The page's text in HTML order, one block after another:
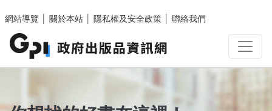
網站導覽
關於本站 隱私權及安全政策 聯絡我們